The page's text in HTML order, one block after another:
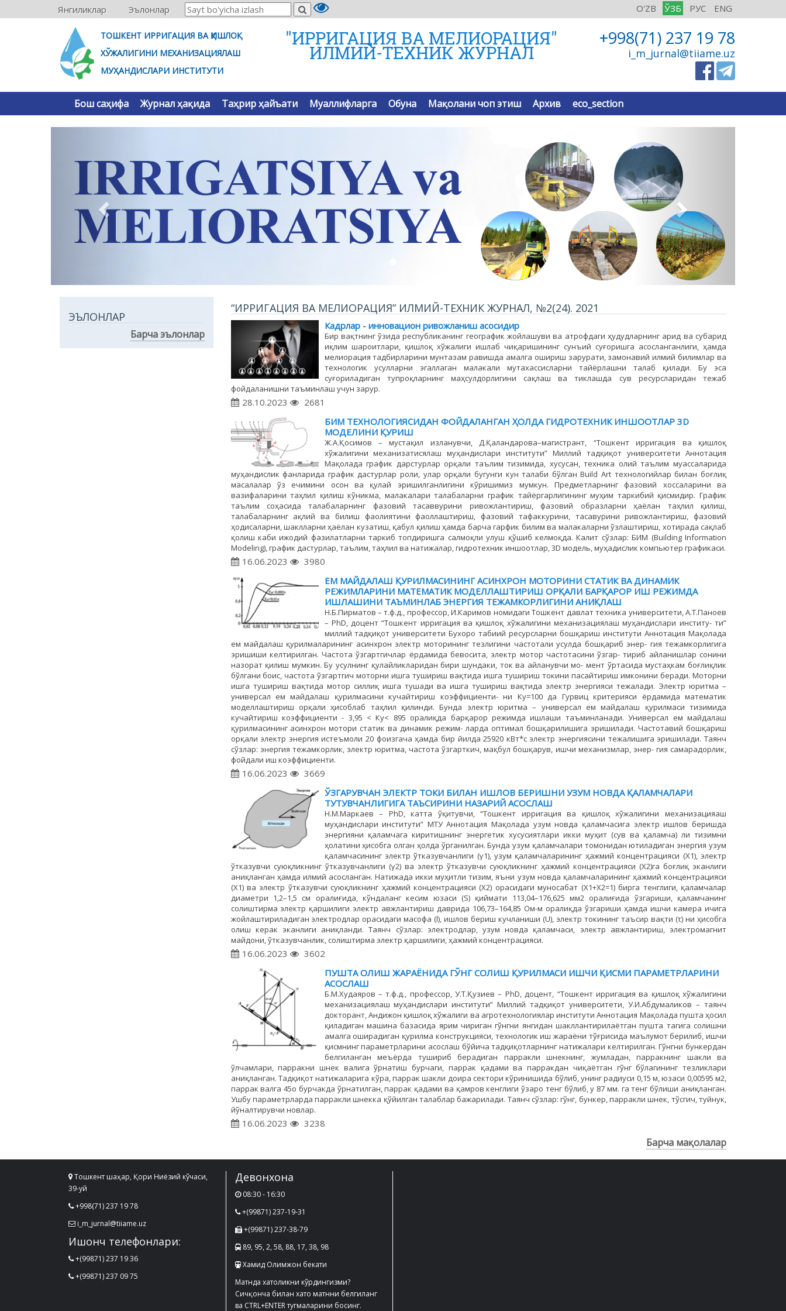
Янгиликлар Эълонлар O'ZB ЎЗБ РУС ENG
ТОШКЕНТ ИРРИГАЦИЯ ВА ҚИШЛОҚ
ХЎЖАЛИГИНИ МЕХАНИЗАЦИЯЛАШ
МУҲАНДИСЛАРИ ИНСТИТУТИ
"ИРРИГАЦИЯ ВА МЕЛИОРАЦИЯ"
ИЛМИЙ-ТЕХНИК ЖУРНАЛ
+998(71) 237 19 78
i_m_jurnal@tiiame.uz
Бош саҳифа Журнал ҳақида Таҳрир ҳайъати Муаллифларга Обуна Мақолани чоп этиш Архив eco_section
ЭЪЛОНЛАР
Барча эълонлар
“ИРРИГАЦИЯ ВА МЕЛИОРАЦИЯ” ИЛМИЙ-ТЕХНИК ЖУРНАЛ, №2(24). 2021
Кадрлар - инновацион ривожланиш асосидир
Бир вақтнинг ўзида республиканинг географик жойлашуви ва атрофдаги ҳудудларнинг арид ва субарид
иқлим шароитлари, қишлоқ хўжалиги ишлаб чиқаришининг сунъий суғоришга асосланганлиги, ҳамда
мелиорация тадбирларини мунтазам равишда амалга ошириш зарурати, замонавий илмий билимлар ва
технологик усулларни эгаллаган малакали мутахассисларни тайёрлашни талаб қилади. Бу эса
суғориладиган тупроқларнинг маҳсулдорлигини сақлаш ва тиклашда сув ресурсларидан тежаб
фойдаланишни таъминлаш учун зарур.
28.10.2023
2681
БИМ ТЕХНОЛОГИЯСИДАН ФОЙДАЛАНГАН ҲОЛДА ГИДРОТЕХНИК ИНШООТЛАР 3D
МОДЕЛИНИ ҚУРИШ
Ж.А.Қосимов – мустақил изланувчи, Д.Қаландарова–магистрант, “Тошкент ирригация ва қишлоқ
хўжалигини механизатисялаш муҳандислари институти” Миллий тадқиқот университети Аннотация
Мақолада график дарстурлар орқали таълим тизимида, хусусан, техника олий таълим муассаларида
муҳандислик фанларида график дастурлар роли, улар орқали бугунги кун талаби бўлган Build Art технологийлар билан боғлиқ
масалалар ўз ечимини осон ва қулай эришилганлигини кўришимиз мумкун. Предметларнинг фазовий хоссаларини ва
вазифаларини таҳлил қилиш кўникма, малакалари талабаларни график тайёргарлигининг муҳим таркибий қисмидир. График
таълим соҳасида талабаларнинг фазовий тасаввурини ривожлантириш, фазовий образларни ҳаёлан таҳлил қилиш,
талабаларнинг ақлий ва билиш фаолиятини фаоллаштириш, фазовий тафаккурини, тасавурини ривожлантириш, фазовий
ҳодисаларни, шаклларни ҳаёлан кузатиш, қабул қилиш ҳамда барча гарфик билим ва малакаларни ўзлаштириш, хотирада сақлаб
қолиш каби ижодий фазилатларни таркиб топдиришга салмоқли улуш қўшиб келмоқда. Калит сўзлар: БИМ (Building Information
Modeling), график дастурлар, таълим, таҳлил ва натижалар, гидротехник иншоотлар, 3D модель, муҳадислик компьютер графикаси.
16.06.2023
3980
ЕМ МАЙДАЛАШ ҚУРИЛМАСИНИНГ АСИНХРОН МОТОРИНИ СТАТИК ВА ДИНАМИК
РЕЖИМЛАРИНИ МАТЕМАТИК МОДЕЛЛАШТИРИШ ОРҚАЛИ БАРҚАРОР ИШ РЕЖИМДА
ИШЛАШИНИ ТАЪМИНЛАБ ЭНЕРГИЯ ТЕЖАМКОРЛИГИНИ АНИҚЛАШ
Н.Б.Пирматов – т.ф.д., профессор, И.Каримов номидаги Тошкент давлат техника университети, А.Т.Паноев
– PhD, доцент “Тошкент ирригация ва қишлоқ хўжалигини механизациялаш муҳандислари институ- ти”
миллий тадқиқот университети Бухоро табиий ресурсларни бошқариш институти Аннотация Мақолада
ем майдалаш қурилмаларининг асинхрон электр моторининг тезлигини частотали усулда бошқариб энер- гия тежамкорлигига
эришиши келтирилган. Частота ўзгартгичлар ёрдамида бевосита, электр мотор частотасини ўзгар- тириб айланишлар сонини
назорат қилиш мумкин. Бу усулнинг қулайликларидан бири шундаки, ток ва айланувчи мо- мент ўртасида мустаҳкам боғлиқлик
бўлгани боис, частота ўзгартгич моторни ишга тушириш вақтида ишга тушириш токини пасайтириш имконини беради. Моторни
ишга тушириш вақтида мотор силлиқ ишга тушади ва ишга тушириш вақтида электр энергияси тежалади. Электр юритма –
универсал ем майдалаш қурилмасини кучайтириш коэффициенти- ни Ку=100 да Гурвиц критерияси ёрдамида математик
моделлаштириш орқали ҳисоблаб таҳлил қилинди. Бунда электр юритма – универсал ем майдалаш қурилмаси тизимида
кучайтириш коэффициенти - 3,95 < Ку< 895 оралиқда барқарор режимда ишлаши таъминланади. Универсал ем майдалаш
қурилмасининг асинхрон мотори статик ва динамик режим- ларда оптимал бошқарилишига эришилади. Частотавий бошқариш
орқали электр энергия истеъмоли 20 фоизгача ҳамда бир йилда 25920 кВт*с электр энергиясини тежалишига эришилади. Таянч
сўзлар: энергия тежамкорлик, электр юритма, частота ўзгарткич, мақбул бошқарув, ишчи механизмлар, энер- гия самарадорлик,
фойдали иш коэффициенти.
16.06.2023
3669
ЎЗГАРУВЧАН ЭЛEКТР ТОКИ БИЛАН ИШЛОВ БEРИШНИ УЗУМ НОВДА ҚАЛАМЧАЛАРИ
ТУТУВЧАНЛИГИГА ТАЪСИРИНИ НАЗАРИЙ АСОСЛАШ
Н.М.Маркаев – PhD, катта ўқитувчи, “Тошкент ирригация ва қишлоқ хўжалигини механизацияаш
муҳандислари институти” МТУ Аннотация Мақолада узум новда қаламчасига электр ишлов беришда
энергияни қаламчага киритишнинг энергетик хусусиятлари икки муҳит (сув ва қаламча) ли тизимни
ҳолатини ҳисобга олган ҳолда ўрганилган. Бунда узум қаламчалари томонидан ютиладиган энергия узум
қаламчасининг электр ўтказувчанлиги (γ1), узум қаламчаларининг ҳажмий концентрацияси (Х1), электр
ўтказувчи суюқликнинг ўтказувчанлиги (γ2) ва электр ўтказувчи суюқликнинг ҳажмий концентрацияси (Х2)га боғлиқ эканлиги
аниқланган ҳамда илмий асосланган. Натижада икки муҳитли тизим, яъни узум новда қаламчаларининг ҳажмий концентрацияси
(Х1) ва электр ўтказувчи суюқликнинг ҳажмий концентрацияси (Х2) орасидаги муносабат (Х1+Х2=1) бирга тенглиги, қаламчалар
диаметри 1,2–1,5 cм оралиғида, кўндаланг кесим юзаси (S) қиймати 113,04–176,625 мм2 оралиғида ўзгариши, қаламчанинг
солиштирма электр қаршилиги электр авжлантириш даврида 106,73–164,85 Ом-м оралиқда ўзгариши ҳамда ишчи камера ичига
жойлаштириладиган электродлар орасидаги масофа (l), ишлов бериш кучланиши (U), электр токининг таъсир вақти (τ) ни ҳисобга
олиш керак эканлиги аниқланди. Таянч сўзлар: электродлар, узум новда қаламчаси, электр авжлантириш, электромагнит
майдони, ўтказувчанлик, солиштирма электр қаршилиги, ҳажмий концентрацияси.
16.06.2023
3602
ПУШТА ОЛИШ ЖАРАЁНИДА ГЎНГ СОЛИШ ҚУРИЛМАСИ ИШЧИ ҚИСМИ ПАРАМЕТРЛАРИНИ
АСОСЛАШ
Б.М.Худаяров – т.ф.д., профессор, У.Т.Қузиев – PhD, доцент, “Тошкент ирригация ва қишлоқ хўжалигини
механизациялаш муҳандислари институти” Миллий тадқиқот университети, У.И.Абдумаликов – таянч
докторант, Андижон қишлоқ хўжалиги ва агротехнологиялар институти Аннотация Мақолада пушта ҳосил
қиладиган машина базасида ярим чириган гўнгни янгидан шакллантирилаётган пушта тагига солишни
амалга оширадиган қурилма конструкцияси, технологик иш жараёни тўғрисида маълумот берилиб, ишчи
қисмнинг параметрларини асослаш бўйича тадқиқотларнинг натижалари келтирилган. Гўнгни бункердан
белгиланган меъёрда тушириб берадиган парракли шнекнинг, жумладан, парракнинг шакли ва
ўлчамлари, парракни шнек валига ўрнатиш бурчаги, паррак қадами ва парракдан чиқаётган гўнг бўлагининг тезликлари
аниқланган. Тадқиқот натижаларига кўра, паррак шакли доира сектори кўринишида бўлиб, унинг радиуси 0,15 м, юзаси 0,00595 м2,
паррак валга 45ο бурчакда ўрнатилган, паррак қадами ва қамров кенглиги ўзаро тенг бўлиб, у 87 мм. га тенг бўлиши аниқланган.
Ушбу параметрларда парракли шнекка қўйилган талаблар бажарилади. Таянч сўзлар: гўнг, бункер, парракли шнек, тўсгич, туйнук,
йўналтирувчи новлар.
16.06.2023 3238
Барча мақолалар
Тошкент шаҳар, Қори Ниёзий кўчаси,
39-уй
+998(71) 237 19 78
i_m_jurnal@tiiame.uz
Ишонч телефонлари:
+(99871) 237 19 36
+(99871) 237 09 75
Девонхона
08:30 - 16:30
+(99871) 237-19-31
+(99871) 237-38-79
89, 95, 2, 58, 88, 17, 38, 98
Хамид Олимжон бекати
Матнда хатоликни кўрдингизми?
Сичқонча билан хато матнни белгиланг
ва CTRL+ENTER тугмаларини босинг.